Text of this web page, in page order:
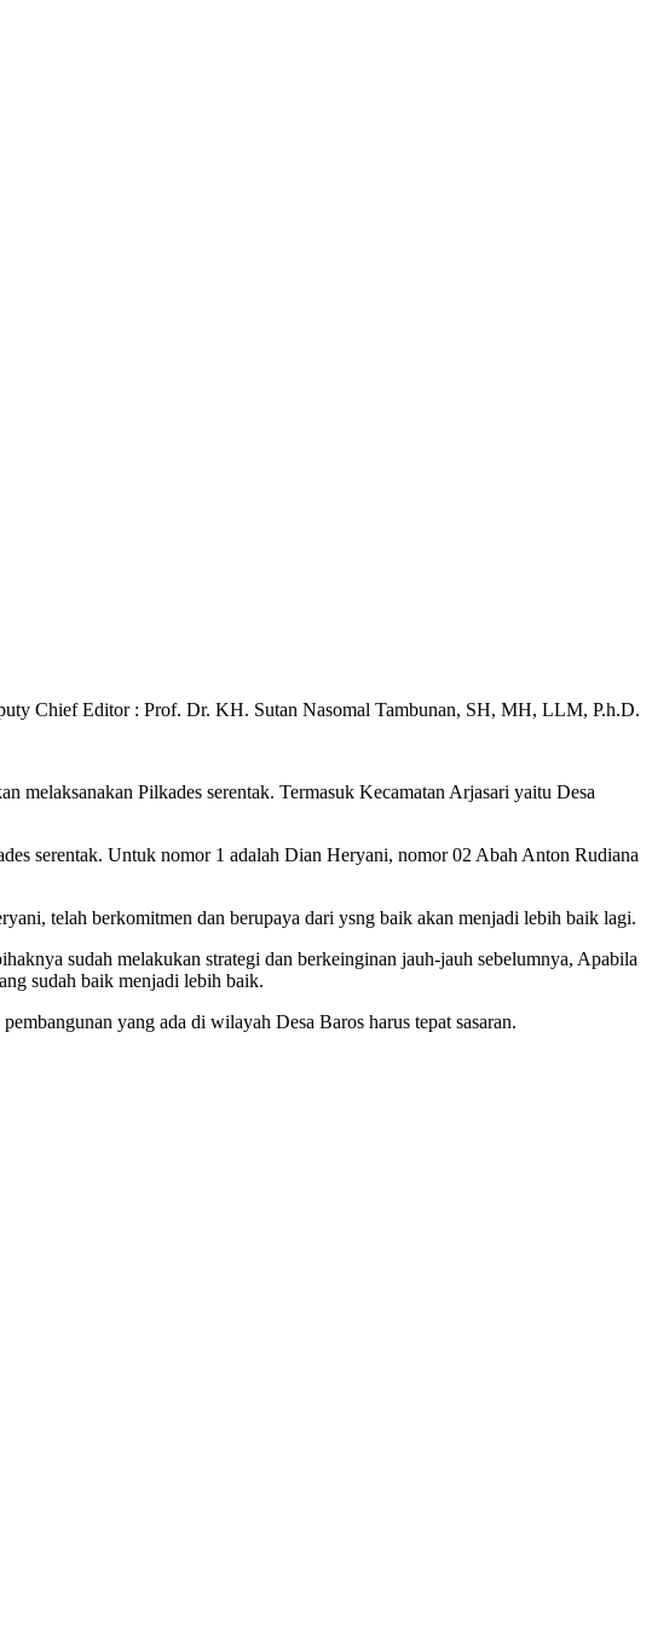
Dr. KH. Sutan Nasomal Tambunan, SH, MH, LLM, P.h.D.
melaksanakan Pilkades serentak. Termasuk Kecamatan Arjasari yaitu Desa
serentak. Untuk nomor 1 adalah Dian Heryani, nomor 02 Abah Anton Rudiana
telah berkomitmen dan berupaya dari ysng baik akan menjadi lebih baik lagi.
sudah melakukan strategi dan berkeinginan jauh-jauh sebelumnya, Apabila
sudah baik menjadi lebih baik.
yang ada di wilayah Desa Baros harus tepat sasaran.